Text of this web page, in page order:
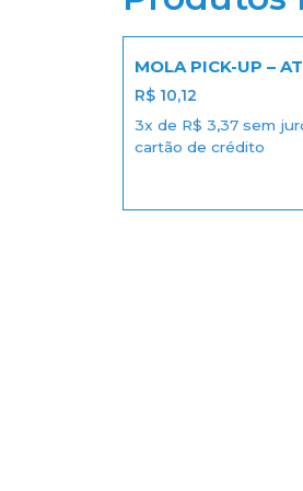
MOLA PICK-UP –
R$ 10,12
3x de R$ 3,37 sem
cartão de crédito